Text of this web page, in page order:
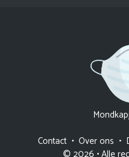
Contact • Over ons •